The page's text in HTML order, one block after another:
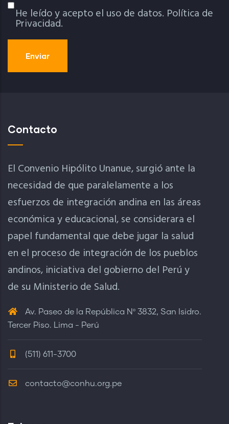
Política De Privacidad
He leído y acepto el uso de datos. Política de
Privacidad.
Contacto
El Convenio Hipólito Unanue, surgió ante la
necesidad de que paralelamente a los
esfuerzos de integración andina en las áreas
económica y educacional, se considerara el
papel fundamental que debe jugar la salud
en el proceso de integración de los pueblos
andinos, iniciativa del gobierno del Perú y
de su Ministerio de Salud.
Av. Paseo de la República Nº 3832, San Isidro.
Tercer Piso. Lima - Perú
(511) 611-3700
contacto@conhu.org.pe